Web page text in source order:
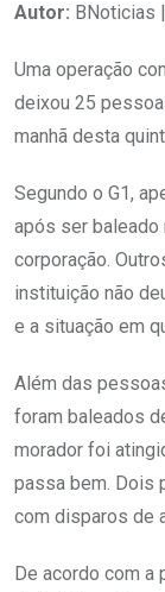
Autor: BNoticias |
Uma operação
deixou 25
manhã desta
Segundo o G1,
após ser baleado
corporação.
instituição não
e a situação em
Além das
foram baleados
morador foi
passa bem. Dois
com disparos de
De acordo com a